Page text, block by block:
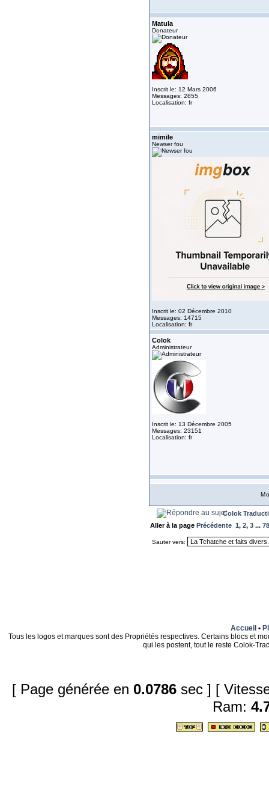
Matula
Donateur
Inscrit le: 12 Mars 2006
Messages: 2855
Localisation: fr
mimile
Newser fou
Inscrit le: 02 Décembre 2010
Messages: 14715
Localisation: fr
Colok
Administrateur
Inscrit le: 13 Décembre 2005
Messages: 23151
Localisation: fr
Colok
Aller à la page Précédente 1, 2, 3 ... 78
Sauter vers:
Accueil •
Tous les logos et marques sont des Propriétés respectives. Certains blocs et
qui les postent, tout le reste Colok-
[ Page générée en 0.0786 sec ] [
Ram: